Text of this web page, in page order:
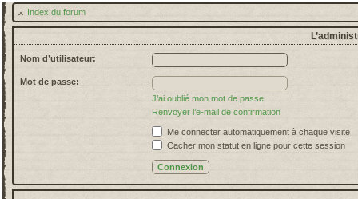
Index du forum
Nom d’utilisateur:
Mot de passe:
J’ai oublié mon mot de passe
Renvoyer l’e-mail de confirmation
Me connecter automatiquement à chaque visite
Cacher mon statut en ligne pour cette session